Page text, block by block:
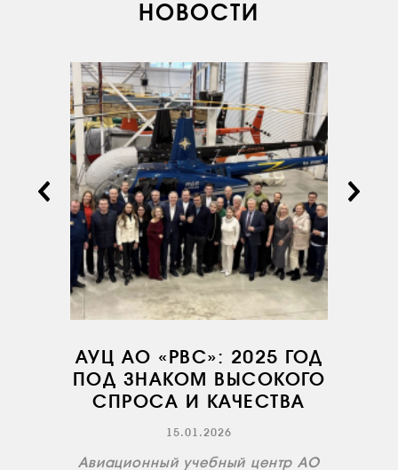
ДОКУМЕНТЫ
ВНУТРЕННИЕ
ДОКУМЕНТЫ
КОМПАНИИ
АВИАПАРК
СЕРВИС
ИНФРАСТРУКТУРА
ОБУЧЕНИЕ
ПРОДАЖА
ПРОДАЖА АТИ
НОВОСТИ
АУЦ АО «РВС»: 2025 ГОД
ПОД ЗНАКОМ ВЫСОКОГО
СПРОСА И КАЧЕСТВА
15.01.2026
Авиационный учебный центр АО